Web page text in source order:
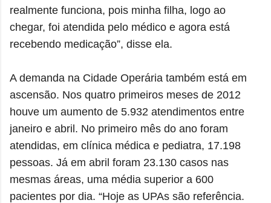
realmente funciona, pois minha filha, logo ao
chegar, foi atendida pelo médico e agora está
recebendo medicação”, disse ela.
A demanda na Cidade Operária também está em
ascensão. Nos quatro primeiros meses de 2012
houve um aumento de 5.932 atendimentos entre
janeiro e abril. No primeiro mês do ano foram
atendidas, em clínica médica e pediatra, 17.198
pessoas. Já em abril foram 23.130 casos nas
mesmas áreas, uma média superior a 600
pacientes por dia. “Hoje as UPAs são referência.